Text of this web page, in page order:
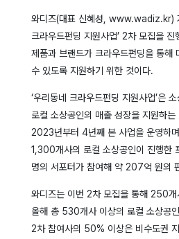
와디즈(대표 신혜성, www.wadiz.kr)
크라우드펀딩 지원사업’ 2차 모집을
제품과 브랜드가 크라우드펀딩을 통해
수 있도록 지원하기 위한 것이다.
‘우리동네 크라우드펀딩 지원사업’은
로컬 소상공인의 매출 성장을 지원하
2023년부터 4년째 본 사업을 운영하
1,300개사의 로컬 소상공인이 진행한
명의 서포터가 참여해 약 207억 원의
와디즈는 이번 2차 모집을 통해 250개
올해 총 530개사 이상의 로컬 소상공
2차 참여사의 50% 이상은 비수도권